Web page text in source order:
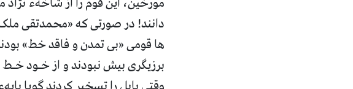
دانند! در صورتی که «محمدتقی
ها قومی «بی تمدن و فاقد خط»